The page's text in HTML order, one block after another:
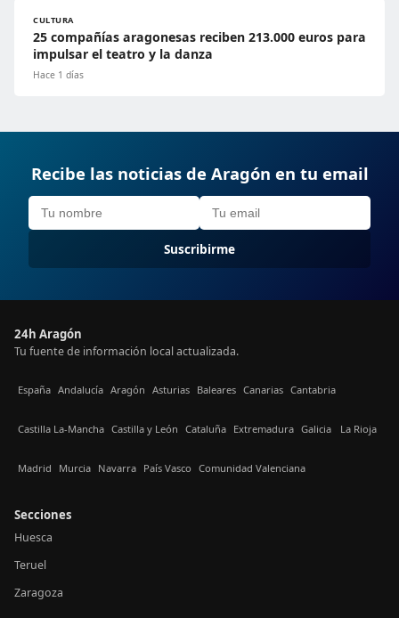
CULTURA
25 compañías aragonesas reciben 213.000 euros para
impulsar el teatro y la danza
Hace 1 días
Recibe las noticias de Aragón en tu email
Suscribirme
24h Aragón
Tu fuente de información local actualizada.
España Andalucía Aragón Asturias Baleares Canarias Cantabria
Castilla La-Mancha Castilla y León Cataluña Extremadura Galicia La Rioja
Madrid Murcia Navarra País Vasco Comunidad Valenciana
Secciones
Huesca
Teruel
Zaragoza